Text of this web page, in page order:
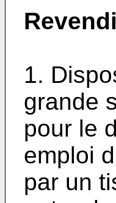
1.
grande
pour le
emploi
par un